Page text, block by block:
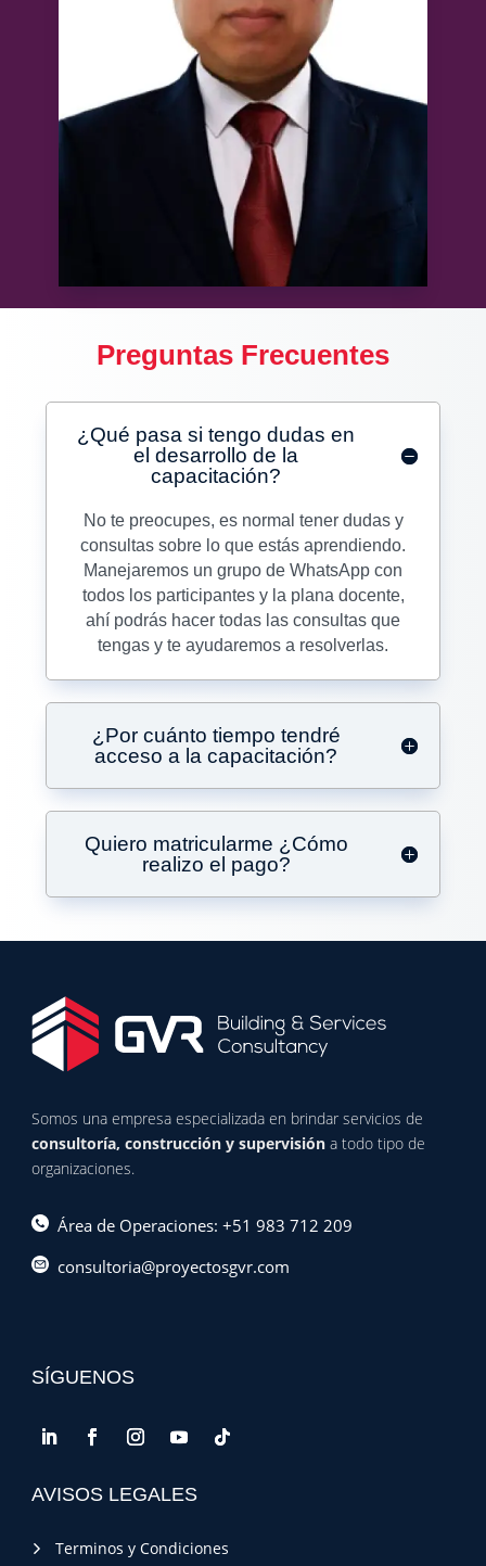
Preguntas Frecuentes
¿Qué pasa si tengo dudas en
el desarrollo de la
capacitación?
No te preocupes, es normal tener dudas y
consultas sobre lo que estás aprendiendo.
Manejaremos un grupo de WhatsApp con
todos los participantes y la plana docente,
ahí podrás hacer todas las consultas que
tengas y te ayudaremos a resolverlas.
¿Por cuánto tiempo tendré
acceso a la capacitación?
Quiero matricularme ¿Cómo
realizo el pago?
Somos una empresa especializada en brindar servicios de
consultoría, construcción y supervisión a todo tipo de
organizaciones.
Área de Operaciones: +51 983 712 209
consultoria@proyectosgvr.com
SÍGUENOS
AVISOS LEGALES
Terminos y Condiciones